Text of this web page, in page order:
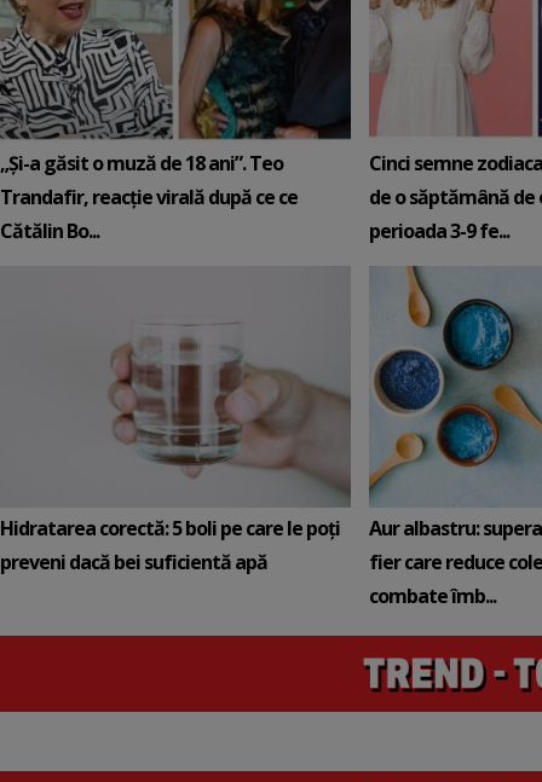
„Și-a găsit o muză de 18 ani”. Teo
Trandafir, reacție virală după ce ce
Cătălin Bo...
Cinci semne
de o săptămână de
perioada 3-9 fe...
Hidratarea corectă: 5 boli pe care le poți
preveni dacă bei suficientă apă
Aur albastru:
fier care reduce
combate îmb...